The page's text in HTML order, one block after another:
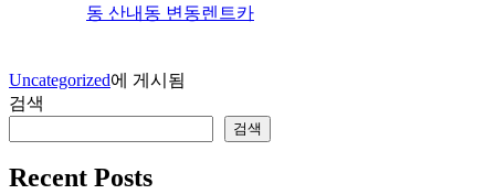
동 산내동 변동렌트카
Uncategorized에 게시됨
검색
검색
Recent Posts